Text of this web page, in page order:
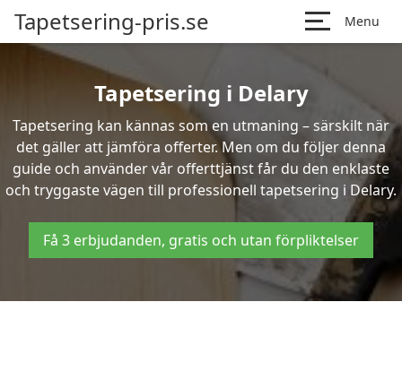
Tapetsering-pris.se Menu
Tapetsering i Delary
Tapetsering kan kännas som en utmaning – särskilt när
det gäller att jämföra offerter. Men om du följer denna
guide och använder vår offerttjänst får du den enklaste
och tryggaste vägen till professionell tapetsering i Delary.
Få 3 erbjudanden, gratis och utan förpliktelser